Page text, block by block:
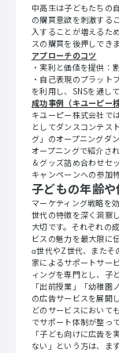
中高生は子どもたちの
の購買意欲を刺激する
入することが増えるた
スの購買を後押しできま
アプローチのコツ
・実利と価値を提供：
・自己表現のプラッ
を利用し、SNSを通し
成功事例（キユーピー
キユーピー株式会社で
としてダンスコンテス
グ」のオープニングダ
オープニングで紹介さ
＆グッズ詰め合わせセ
キャンペーンへの参加
子どもの年齢
マーケティング戦略を
世代の特徴を深く洞察
大切です。それぞれの
ビスの魅力を最大限に
α世代やZ世代、またそ
家によるサポートサー
ィングを専門とし、子
「出前授業」「幼稚
の広告サービスを展開
どのサービスにおいて
でサポート体制が整っ
「子ども向けに広告
ない」という方は、ま